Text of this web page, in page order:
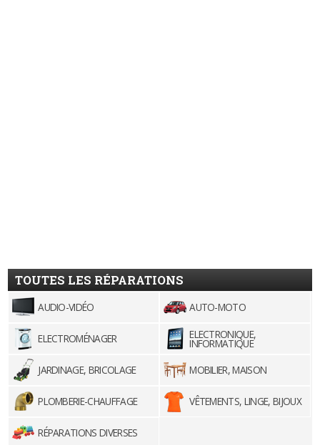
TOUTES LES RÉPARATIONS
AUDIO-VIDÉO AUTO-MOTO
ELECTROMÉNAGER ELECTRONIQUE,
INFORMATIQUE
JARDINAGE, BRICOLAGE
MOBILIER, MAISON
PLOMBERIE-CHAUFFAGE VÊTEMENTS, LINGE, BIJOUX
RÉPARATIONS DIVERSES